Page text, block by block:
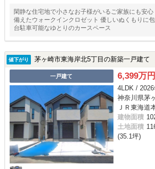
閑静な住宅地で小さなお子様がいるご家族にも安
備えたウォークインクロゼット 優しいぬくもりに
台駐車可能なゆとりのカースペース
値下がり 茅ヶ崎市東海岸北5丁目の新築一戸建て
一戸建て 6,399万円
4LDK /
神奈川県茅
ＪＲ東海道
建物面積
土地面積
(35.1坪)